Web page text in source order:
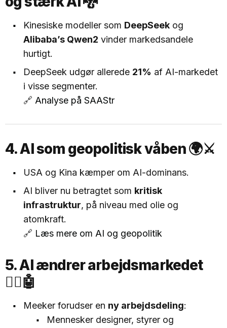
Kinesiske modeller som DeepSeek og
Alibaba’s Qwen2 vinder markedsandele
hurtigt.
DeepSeek udgør allerede 21% af AI-markedet
i visse segmenter.
🔗 Analyse på SAAStr
4. AI som geopolitisk våben 🌍⚔️
USA og Kina kæmper om AI-dominans.
AI bliver nu betragtet som kritisk
infrastruktur, på niveau med olie og
atomkraft.
🔗 Læs mere om AI og geopolitik
5. AI ændrer arbejdsmarkedet
👷‍♀️🤖
Meeker forudser en ny arbejdsdeling:
Mennesker designer, styrer og